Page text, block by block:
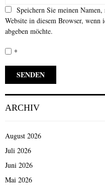
Speichern Sie meinen
Website in diesem Browser, wenn
abgeben möchte.
*
ARCHIV
August 2026
Juli 2026
Juni 2026
Mai 2026